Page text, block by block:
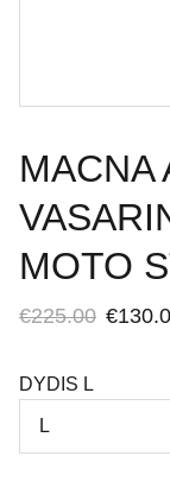
MACNA
MOTO
€225.00
DYDIS L